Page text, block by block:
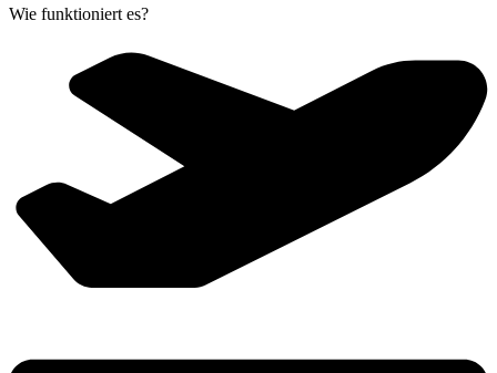
Wie funktioniert es?